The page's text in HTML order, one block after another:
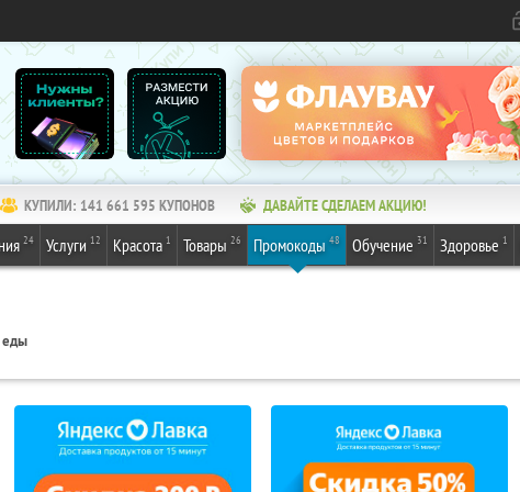
КУПИЛИ: 141 661 595 КУПОНОВ ДАВАЙТЕ СДЕЛАЕМ АКЦИЮ!
24 Услуги 12 Красота 1 Товары 26 Промокоды 48 Обучение 31 Здоровье 1
еды